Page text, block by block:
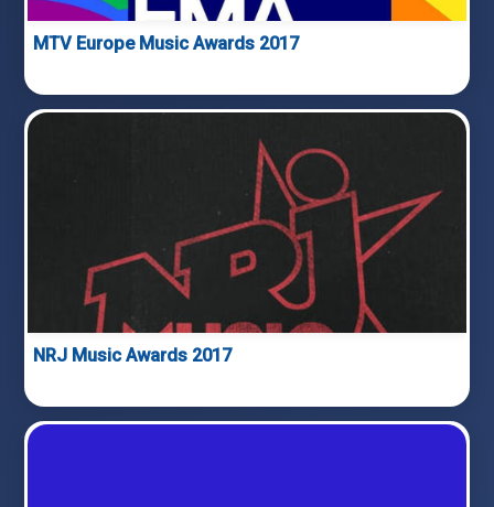
MTV Europe Music Awards 2017
NRJ Music Awards 2017